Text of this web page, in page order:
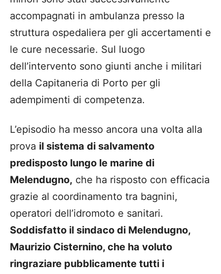
accompagnati in ambulanza presso la
struttura ospedaliera per gli accertamenti e
le cure necessarie. Sul luogo
dell’intervento sono giunti anche i militari
della Capitaneria di Porto per gli
adempimenti di competenza.
L’episodio ha messo ancora una volta alla
prova il sistema di salvamento
predisposto lungo le marine di
Melendugno, che ha risposto con efficacia
grazie al coordinamento tra bagnini,
operatori dell’idromoto e sanitari.
Soddisfatto il sindaco di Melendugno,
Maurizio Cisternino, che ha voluto
ringraziare pubblicamente tutti i